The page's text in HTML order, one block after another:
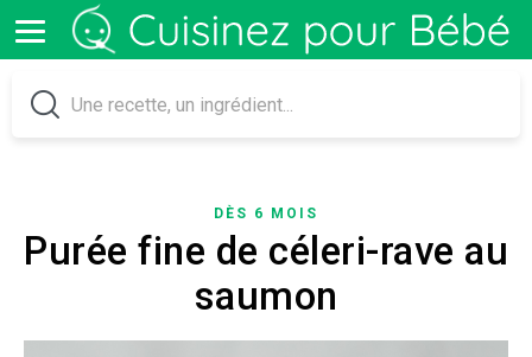
DÈS 6 MOIS
Purée fine de céleri-rave au
saumon